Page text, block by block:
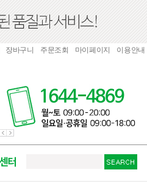
장바구니 주문조회 마이페이지 이용안내